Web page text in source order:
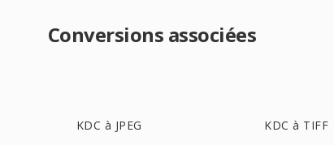
Conversions associées
KDC à JPEG KDC à TIFF